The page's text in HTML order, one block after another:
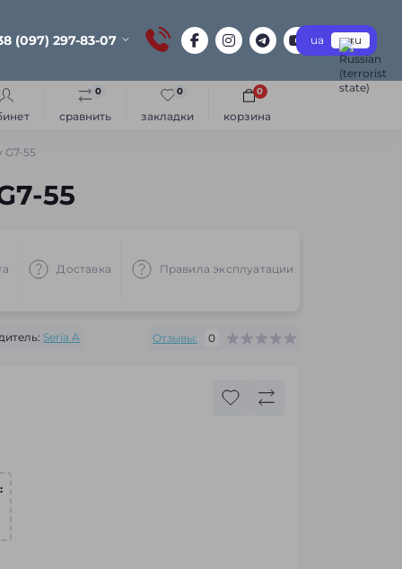
(097) 297-83-07 ua ru
сравнить
0
закладки
0
корзина
0
55
55
Доставка Правила эксплуатации
Seria A Отзывы: 0